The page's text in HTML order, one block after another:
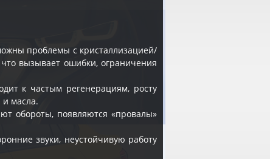
проблемы с кристаллизацией/
вызывает ошибки, ограничения
к частым регенерациям, росту
масла.
обороты, появляются «провалы»
звуки, неустойчивую работу